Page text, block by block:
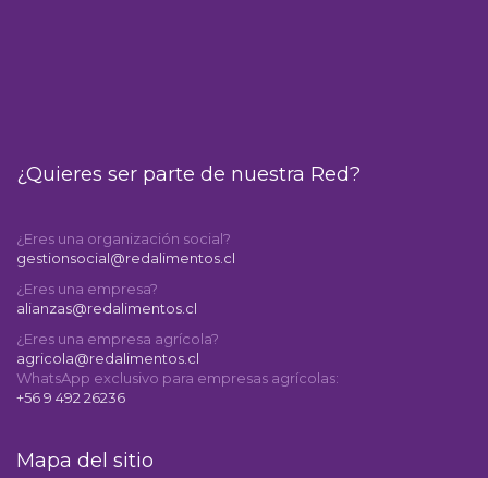
¿Quieres ser parte de nuestra Red?
¿Eres una organización social?
gestionsocial@redalimentos.cl
¿Eres una empresa?
alianzas@redalimentos.cl
¿Eres una empresa agrícola?
agricola@redalimentos.cl
WhatsApp exclusivo para empresas agrícolas:
+56 9 492 26236
Mapa del sitio